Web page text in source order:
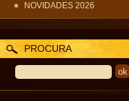
NOVIDADES 2026
PROCURA